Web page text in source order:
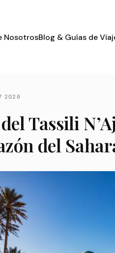
NosotrosBlog & Guías de
2026
Tassili
del